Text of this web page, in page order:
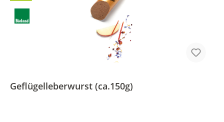
BLa
Geflügelleberwurst (ca.150g)